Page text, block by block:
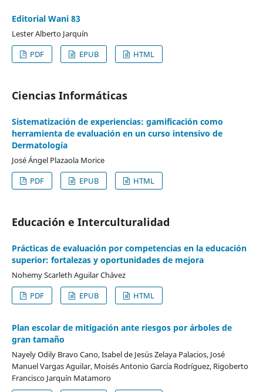
Editorial Wani 83
Lester Alberto Jarquín
PDF
EPUB HTML
Ciencias Informáticas
Sistematización de experiencias: gamificación como
herramienta de evaluación en un curso intensivo de
Dermatología
José Ángel Plazaola Morice
PDF
EPUB HTML
Educación e Interculturalidad
Prácticas de evaluación por competencias en la educación
superior: fortalezas y oportunidades de mejora
Nohemy Scarleth Aguilar Chávez
PDF
EPUB HTML
Plan escolar de mitigación ante riesgos por árboles de
gran tamaño
Nayely Odily Bravo Cano, Isabel de Jesús Zelaya Palacios, José
Manuel Vargas Aguilar, Moisés Antonio García Rodríguez, Rigoberto
Francisco Jarquín Matamoro